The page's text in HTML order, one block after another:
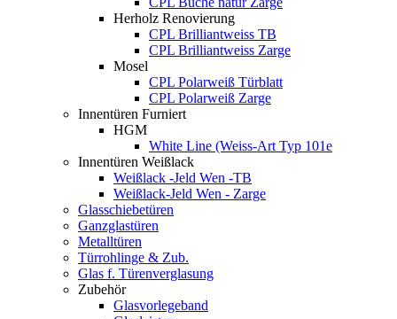
Herholz Renovierung
CPL Brilliantweiss TB
CPL Brilliantweiss Zarge
Mosel
CPL Polarweiß Türblatt
CPL Polarweiß Zarge
Innentüren Furniert
HGM
White Line (Weiss-Art Typ 101e
Innentüren Weißlack
Weißlack -Jeld Wen -TB
Weißlack-Jeld Wen - Zarge
Glasschiebetüren
Ganzglastüren
Metalltüren
Türrohlinge & Zub.
Glas f. Türenverglasung
Zubehör
Glasvorlegeband